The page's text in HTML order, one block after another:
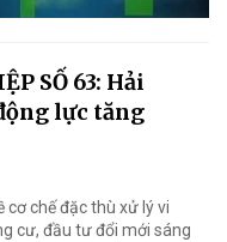
SỐ 63: Hải
lực tăng
cơ chế đặc thù xử lý vi
cư, đầu tư đổi mới sáng